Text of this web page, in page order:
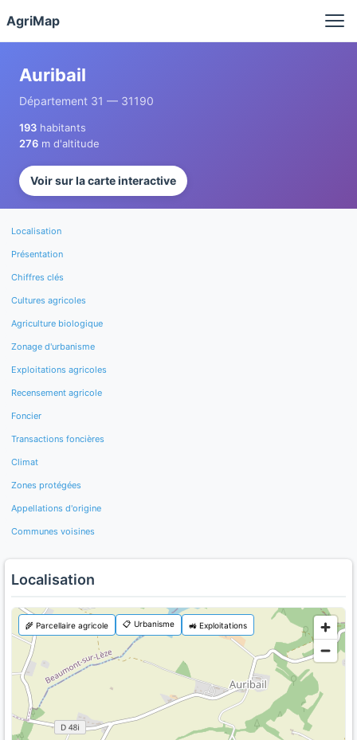
AgriMap
Auribail
Département 31 — 31190
193 habitants
276 m d'altitude
Voir sur la carte interactive
Localisation
Présentation
Chiffres clés
Cultures agricoles
Agriculture biologique
Zonage d'urbanisme
Exploitations agricoles
Recensement agricole
Foncier
Transactions foncières
Climat
Zones protégées
Appellations d'origine
Communes voisines
Localisation
🌾 Parcellaire agricole 📋 Urbanisme 🚜 Exploitations